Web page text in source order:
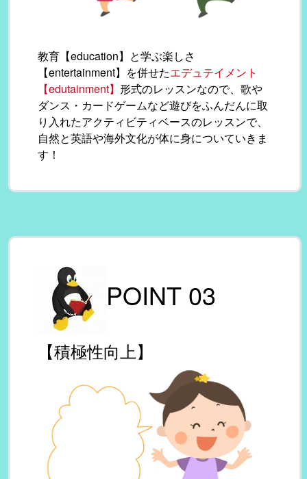
教育【education】と学ぶ楽しさ
【entertainment】を併せたエデュテイメント
【edutainment】形式のレッスンなので、歌や
ダンス・カードゲームなど遊びをふんだんに取
り入れたアクティビティベースのレッスンで、
自然と英語や海外文化が体に身についていきま
す！
POINT 03
【積極性向上】